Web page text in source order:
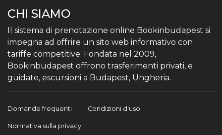
CHI SIAMO
Il sistema di prenotazione online Bookinbudapest si
impegna ad offrire un sito web informativo con
tariffe competitive. Fondata nel 2009,
Bookinbudapest offrono trasferimenti privati, e
guidate, escursioni a Budapest, Ungheria.
Domande frequenti Condizioni d'uso
Normativa sulla privacy